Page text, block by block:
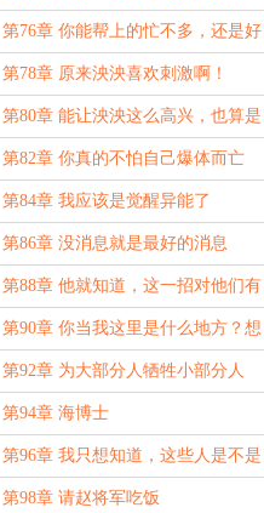
第76章 你能帮上的忙不多，还是好
好休息吧
第78章 原来泱泱喜欢刺激啊！
第80章 能让泱泱这么高兴，也算是
我的本事了
第82章 你真的不怕自己爆体而亡
吗？
第84章 我应该是觉醒异能了
第86章 没消息就是最好的消息
第88章 他就知道，这一招对他们有
用
第90章 你当我这里是什么地方？想
来就来想走就走？
第92章 为大部分人牺牲小部分人
第94章 海博士
第96章 我只想知道，这些人是不是
自愿的
第98章 请赵将军吃饭